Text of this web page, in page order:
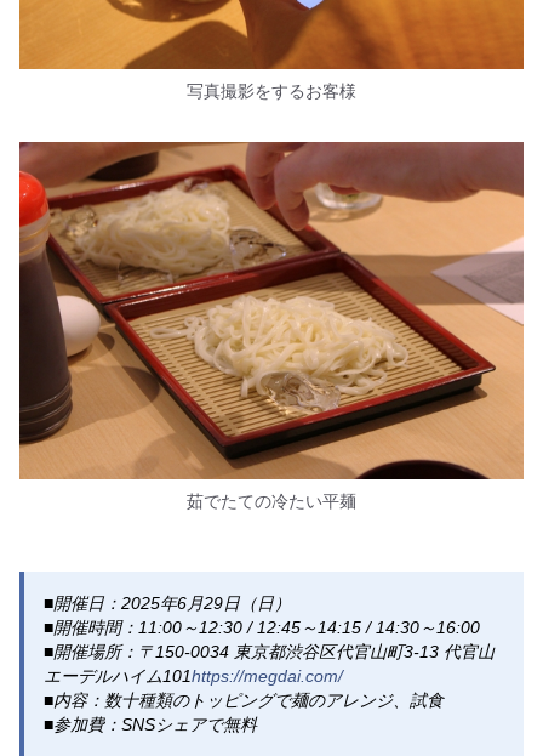
写真撮影をするお客様
茹でたての冷たい平麺
■開催日：2025年6月29日（日）
■開催時間：11:00～12:30 / 12:45～14:15 / 14:30～16:00
■開催場所：〒150-0034 東京都渋谷区代官山町3-13 代官山
エーデルハイム101https://megdai.com/
■内容：数十種類のトッピングで麺のアレンジ、試食
■参加費：SNSシェアで無料